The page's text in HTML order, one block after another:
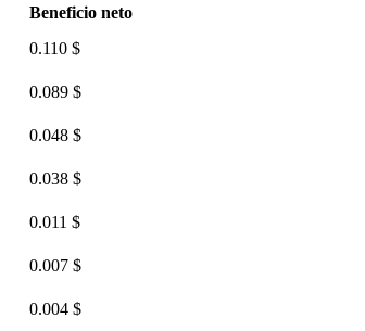
Beneficio neto
0.110 $
0.089 $
0.048 $
0.038 $
0.011 $
0.007 $
0.004 $